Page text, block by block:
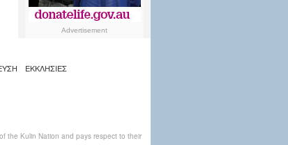
Advertisement
ΕΚΚΛΗΣΙΕΣ
the Kulin Nation and pays respect to their